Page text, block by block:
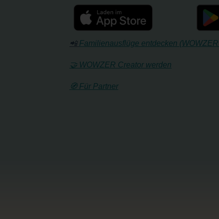
📲 Familienausflüge entdecken
🤝 WOWZER Creator werden
🧭 Für Partner